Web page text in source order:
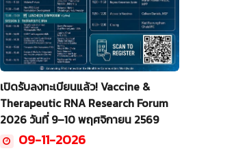
เปิดรับลงทะเบียนแล้ว! Vaccine &
Therapeutic RNA Research Forum
2026 วันที่ 9–10 พฤศจิกายน 2569
09-11-2026